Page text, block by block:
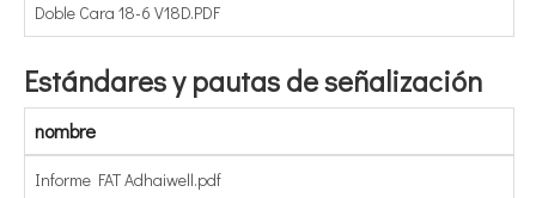
Doble Cara 18-6 V18D.PDF
Estándares y pautas de señalización
nombre
Informe FAT Adhaiwell.pdf